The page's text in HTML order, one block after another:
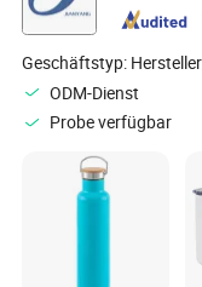
Geschäftstyp:
ODM-Dienst
Probe verfügbar